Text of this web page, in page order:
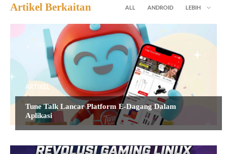
Artikel Berkaitan ALL ANDROID LEBIH
ARTIKEL
Tune Talk Lancar Platform E-Dagang Dalam
Aplikasi